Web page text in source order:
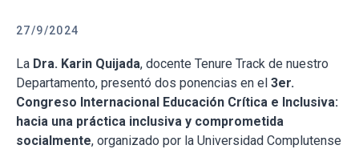
27/9/2024
La Dra. Karin Quijada, docente Tenure Track de nuestro
Departamento, presentó dos ponencias en el 3er.
Congreso Internacional Educación Crítica e Inclusiva:
hacia una práctica inclusiva y comprometida
socialmente, organizado por la Universidad Complutense